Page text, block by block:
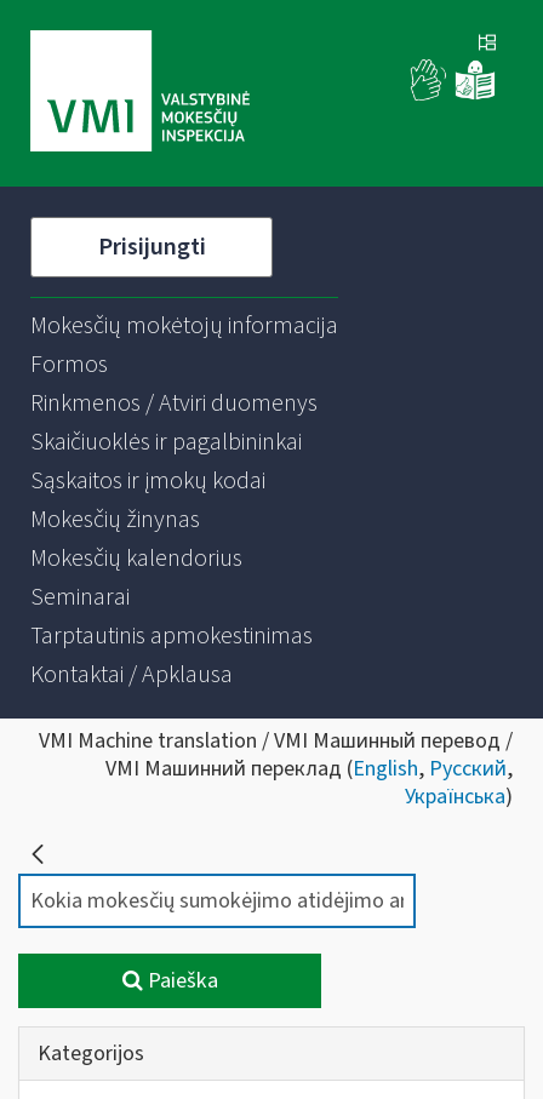
Prisijungti
Mokesčių mokėtojų informacija
Formos
Rinkmenos / Atviri duomenys
Skaičiuoklės ir pagalbininkai
Sąskaitos ir įmokų kodai
Mokesčių žinynas
Mokesčių kalendorius
Seminarai
Tarptautinis apmokestinimas
Kontaktai / Apklausa
VMI Machine translation / VMI Машинный перевод /
VMI Машинний переклад (English, Русский,
Українська)
Paieška
Kategorijos